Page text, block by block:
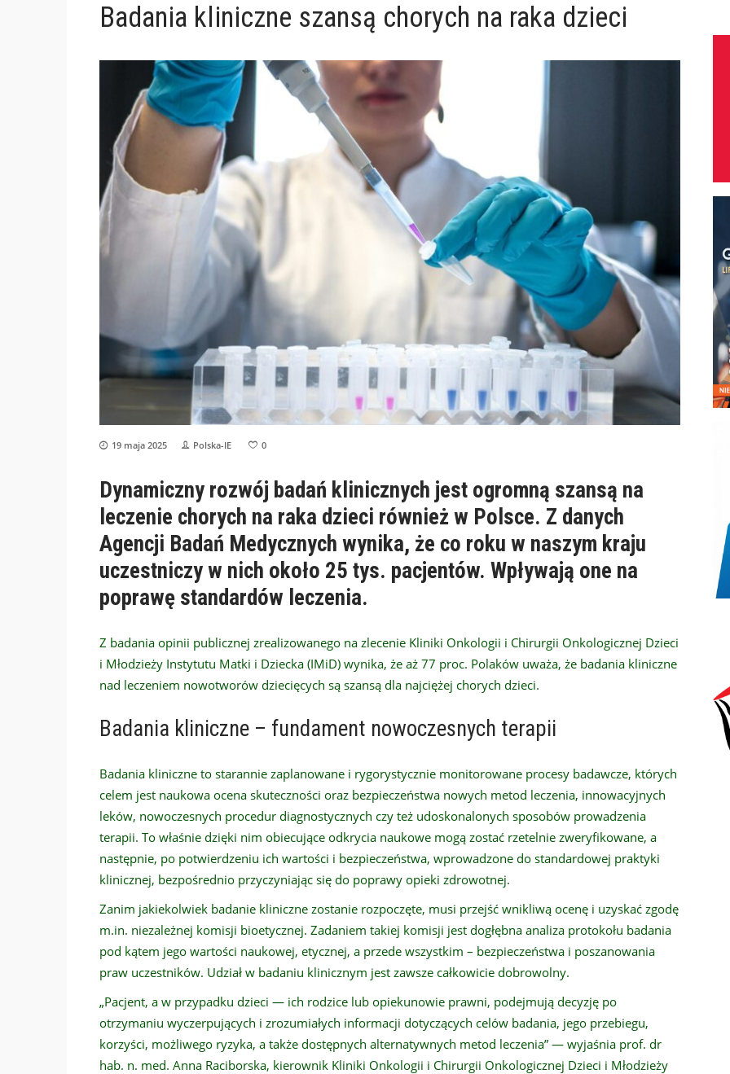
Badania kliniczne szansą chorych na raka dzieci
19 maja 2025 Polska-IE 0
Dynamiczny rozwój badań klinicznych jest ogromną szansą na
leczenie chorych na raka dzieci również w Polsce. Z danych
Agencji Badań Medycznych wynika, że co roku w naszym kraju
uczestniczy w nich około 25 tys. pacjentów. Wpływają one na
poprawę standardów leczenia.
Z badania opinii publicznej zrealizowanego na zlecenie Kliniki Onkologii i Chirurgii Onkologicznej Dzieci
i Młodzieży Instytutu Matki i Dziecka (IMiD) wynika, że aż 77 proc. Polaków uważa, że badania kliniczne
nad leczeniem nowotworów dziecięcych są szansą dla najciężej chorych dzieci.
Badania kliniczne – fundament nowoczesnych terapii
Badania kliniczne to starannie zaplanowane i rygorystycznie monitorowane procesy badawcze, których
celem jest naukowa ocena skuteczności oraz bezpieczeństwa nowych metod leczenia, innowacyjnych
leków, nowoczesnych procedur diagnostycznych czy też udoskonalonych sposobów prowadzenia
terapii. To właśnie dzięki nim obiecujące odkrycia naukowe mogą zostać rzetelnie zweryfikowane, a
następnie, po potwierdzeniu ich wartości i bezpieczeństwa, wprowadzone do standardowej praktyki
klinicznej, bezpośrednio przyczyniając się do poprawy opieki zdrowotnej.
Zanim jakiekolwiek badanie kliniczne zostanie rozpoczęte, musi przejść wnikliwą ocenę i uzyskać zgodę
m.in. niezależnej komisji bioetycznej. Zadaniem takiej komisji jest dogłębna analiza protokołu badania
pod kątem jego wartości naukowej, etycznej, a przede wszystkim – bezpieczeństwa i poszanowania
praw uczestników. Udział w badaniu klinicznym jest zawsze całkowicie dobrowolny.
„Pacjent, a w przypadku dzieci — ich rodzice lub opiekunowie prawni, podejmują decyzję po
otrzymaniu wyczerpujących i zrozumiałych informacji dotyczących celów badania, jego przebiegu,
korzyści, możliwego ryzyka, a także dostępnych alternatywnych metod leczenia” — wyjaśnia prof. dr
hab. n. med. Anna Raciborska, kierownik Kliniki Onkologii i Chirurgii Onkologicznej Dzieci i Młodzieży